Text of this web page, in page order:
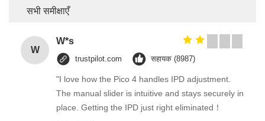
सभी समीक्षाएँ
W
W*s
trustpilot.com सहायक (8987)
"I love how the Pico 4 handles IPD adjustment.
The manual slider is intuitive and stays securely in
place. Getting the IPD just right eliminated！